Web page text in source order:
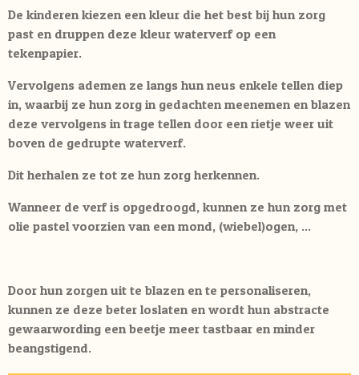
De kinderen kiezen een kleur die het best bij hun zorg
past en druppen deze kleur waterverf op een
tekenpapier.
Vervolgens ademen ze langs hun neus enkele tellen diep
in, waarbij ze hun zorg in gedachten meenemen en blazen
deze vervolgens in trage tellen door een rietje weer uit
boven de gedrupte waterverf.
Dit herhalen ze tot ze hun zorg herkennen.
Wanneer de verf is opgedroogd, kunnen ze hun zorg met
olie pastel voorzien van een mond, (wiebel)ogen, ...
Door hun zorgen uit te blazen en te personaliseren,
kunnen ze deze beter loslaten en wordt hun abstracte
gewaarwording een beetje meer tastbaar en minder
beangstigend.